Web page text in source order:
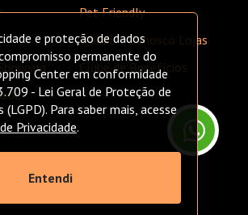
Pet Friendly
Trabalhe Conosco Lojas
Clube de Benefícios
e proteção de dados
permanente do
Center em conformidade
- Lei Geral de Proteção de
(LGPD). Para saber mais, acesse
Privacidade.
Entendi